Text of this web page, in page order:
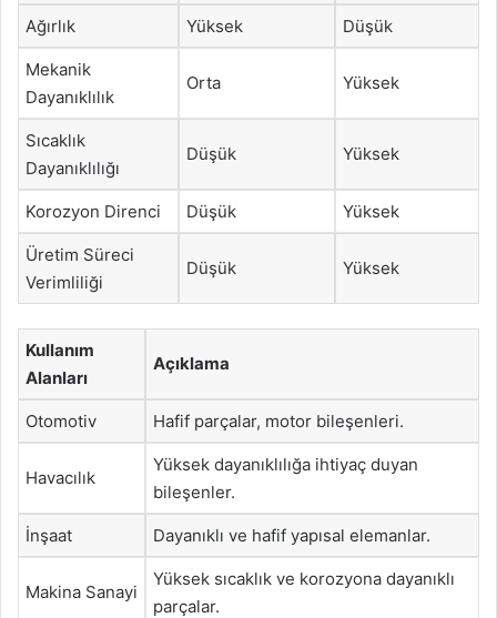
Ağırlık Yüksek Düşük
Mekanik
Dayanıklılık
Orta Yüksek
Sıcaklık
Dayanıklılığı
Düşük Yüksek
Korozyon Direnci Düşük Yüksek
Üretim Süreci
Verimliliği
Düşük Yüksek
Kullanım
Alanları
Açıklama
Otomotiv Hafif parçalar, motor bileşenleri.
Havacılık
Yüksek dayanıklılığa ihtiyaç duyan
bileşenler.
İnşaat Dayanıklı ve hafif yapısal elemanlar.
Makina Sanayi
Yüksek sıcaklık ve korozyona dayanıklı
parçalar.